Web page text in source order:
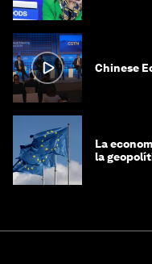
Chinese
La
la